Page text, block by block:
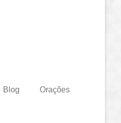
Blog Orações